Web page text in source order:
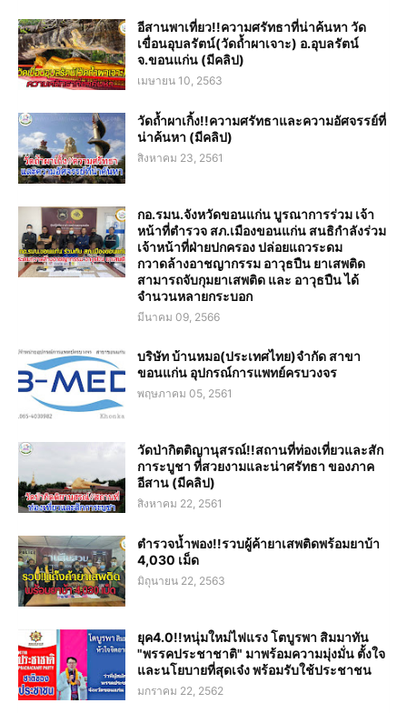
อีสานพาเที่ยว!!ความศรัทธาที่น่าค้นหา วัด
เขื่อนอุบลรัตน์(วัดถ้ำผาเจาะ) อ.อุบลรัตน์
จ.ขอนแก่น (มีคลิป)
เมษายน 10, 2563
วัดถ้ำผาเกิ้ง!!ความศรัทธาและความอัศจรรย์ที่
น่าค้นหา (มีคลิป)
สิงหาคม 23, 2561
กอ.รมน.จังหวัดขอนแก่น บูรณาการร่วม เจ้า
หน้าที่ตำรวจ สภ.เมืองขอนแก่น สนธิกำลังร่วม
เจ้าหน้าที่ฝ่ายปกครอง ปล่อยแถวระดม
กวาดล้างอาชญากรรม อาวุธปืน ยาเสพติด
สามารถจับกุมยาเสพติด และ อาวุธปืน ได้
จำนวนหลายกระบอก
มีนาคม 09, 2566
บริษัท บ้านหมอ(ประเทศไทย)จำกัด สาขา
ขอนแก่น อุปกรณ์การแพทย์ครบวงจร
พฤษภาคม 05, 2561
วัดป่ากิตติญานุสรณ์!!สถานที่ท่องเที่ยวและสัก
การะบูชา ที่สวยงามและน่าศรัทธา ของภาค
อีสาน (มีคลิป)
สิงหาคม 22, 2561
ตำรวจน้ำพอง!!รวบผู้ค้ายาเสพติดพร้อมยาบ้า
4,030 เม็ด
มิถุนายน 22, 2563
ยุค4.0!!หนุ่มใหม่ไฟแรง โตบูรพา สิมมาทัน
"พรรคประชาชาติ" มาพร้อมความมุ่งมั่น ตั้งใจ
และนโยบายที่สุดเจ๋ง พร้อมรับใช้ประชาชน
มกราคม 22, 2562